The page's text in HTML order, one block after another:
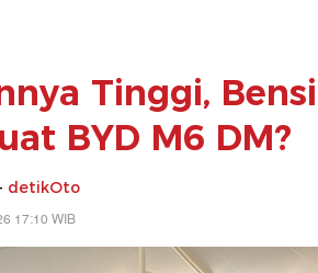
Tinggi,
BYD M6 DM?
detikOto
17:10 WIB